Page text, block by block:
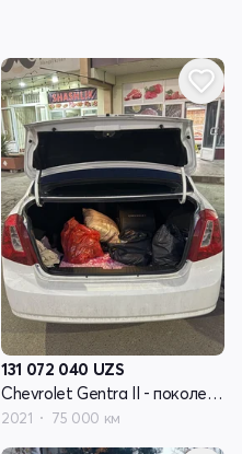
131 072 040 UZS
Chevrolet Gentra II - поколение
2021 75 000 км